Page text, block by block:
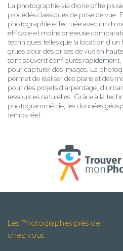
La photographie via drone offre
procédés classiques de prise de vue.
photographie effectuée avec un
efficace et moins onéreuse
techniques telles que la location
grues pour des prises de vue en
sont souvent configurés
pour capturer des images. La
permet de réaliser des plans et des
pour des projets d'arpentage,
ressources naturelles. Grâce à la
photogrammétrie, les données
temps réel.
Les Photographes près de
chez vous